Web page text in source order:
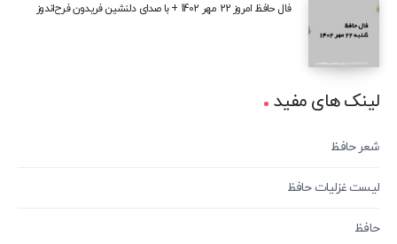
فال حافظ امروز 22 مهر 1402 + با صدای دلنشین فریدون فرح‌اندوز
لینک های مفید
شعر حافظ
لیست غزلیات حافظ
حافظ